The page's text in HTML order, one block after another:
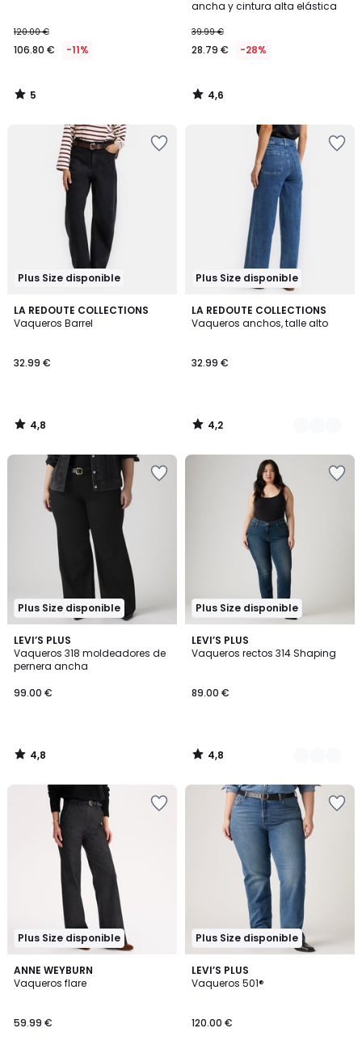
120.00 €
106.80 € -11%
5
/
ancha y cintura alta elástica
39.99 €
28.79 € -28%
4,6
/
Plus Size disponible
LA REDOUTE COLLECTIONS
Vaqueros Barrel
32.99 €
4,8
/ 5
4,8
/
Plus Size disponible
LA REDOUTE COLLECTIONS
Vaqueros anchos, talle alto
32.99 €
4,2
/ 5
2
Colores
4,2
/
Plus Size disponible
LEVI’S PLUS
Vaqueros 318 moldeadores de
pernera ancha
99.00 €
4,8
/ 5
4,8
/
Plus Size disponible
LEVI’S PLUS
Vaqueros rectos 314 Shaping
89.00 €
4,8
/ 5
2
Colores
4,8
/
Plus Size disponible
ANNE WEYBURN
Vaqueros flare
59.99 €
4,6
/ 5
Plus Size disponible
LEVI’S PLUS
Vaqueros 501®
120.00 €
5
/